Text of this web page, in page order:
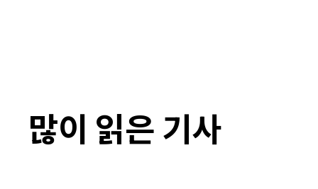
많이 읽은 기사